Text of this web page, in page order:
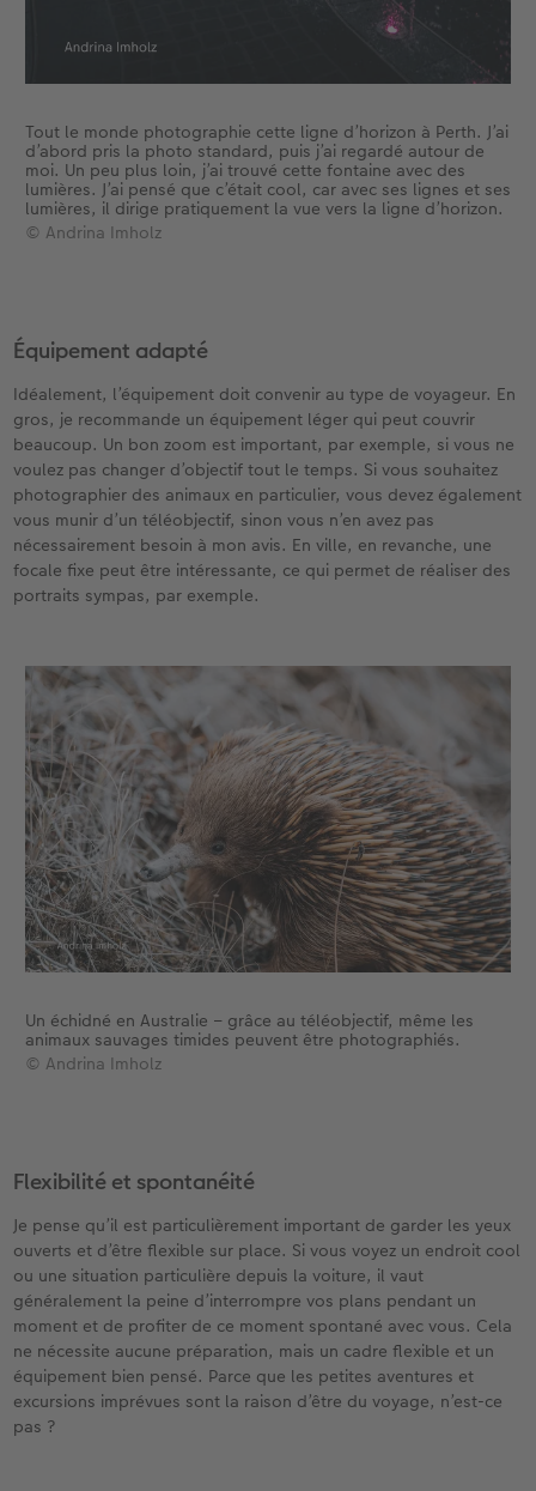
Tout le monde photographie cette ligne d’horizon à Perth. J’ai
d’abord pris la photo standard, puis j’ai regardé autour de
moi. Un peu plus loin, j’ai trouvé cette fontaine avec des
lumières. J’ai pensé que c’était cool, car avec ses lignes et ses
lumières, il dirige pratiquement la vue vers la ligne d’horizon.
© Andrina Imholz
Équipement adapté
Idéalement, l’équipement doit convenir au type de voyageur. En
gros, je recommande un équipement léger qui peut couvrir
beaucoup. Un bon zoom est important, par exemple, si vous ne
voulez pas changer d’objectif tout le temps. Si vous souhaitez
photographier des animaux en particulier, vous devez également
vous munir d’un téléobjectif, sinon vous n’en avez pas
nécessairement besoin à mon avis. En ville, en revanche, une
focale fixe peut être intéressante, ce qui permet de réaliser des
portraits sympas, par exemple.
Un échidné en Australie – grâce au téléobjectif, même les
animaux sauvages timides peuvent être photographiés.
© Andrina Imholz
Flexibilité et spontanéité
Je pense qu’il est particulièrement important de garder les yeux
ouverts et d’être flexible sur place. Si vous voyez un endroit cool
ou une situation particulière depuis la voiture, il vaut
généralement la peine d’interrompre vos plans pendant un
moment et de profiter de ce moment spontané avec vous. Cela
ne nécessite aucune préparation, mais un cadre flexible et un
équipement bien pensé. Parce que les petites aventures et
excursions imprévues sont la raison d’être du voyage, n’est-ce
pas ?